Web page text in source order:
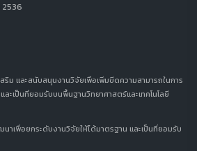
ม และสนับสนุนงานวิจัยเพื่อเพิ่มขีดความสามารถในการ
ะเป็นที่ยอมรับบนพื้นฐานวิทยาศาสตร์และเทคโนโลยี
เพื่อยกระดับงานวิจัยให้ได้มาตรฐาน และเป็นที่ยอมรับ